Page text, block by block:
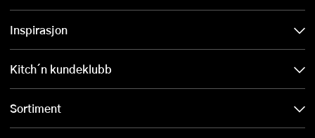
Inspirasjon
Kitch´n kundeklubb
Sortiment